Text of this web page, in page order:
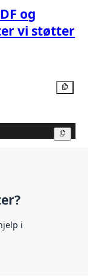
og
vi støtter
i